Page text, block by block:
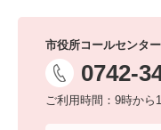
市役所コールセンター
0742-
ご利用時間：9時から